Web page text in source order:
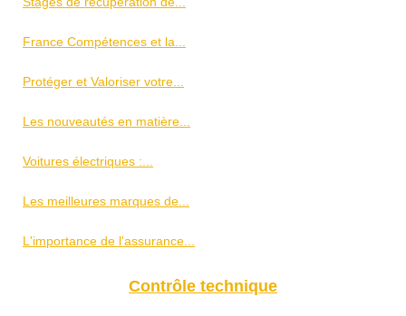
France Compétences et la...
Protéger et Valoriser votre...
Les nouveautés en matière...
Voitures électriques :...
Les meilleures marques de...
L'importance de l'assurance...
Contrôle technique